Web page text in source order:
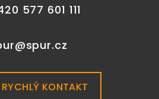
577 601 111
RYCHLÝ KONTAKT